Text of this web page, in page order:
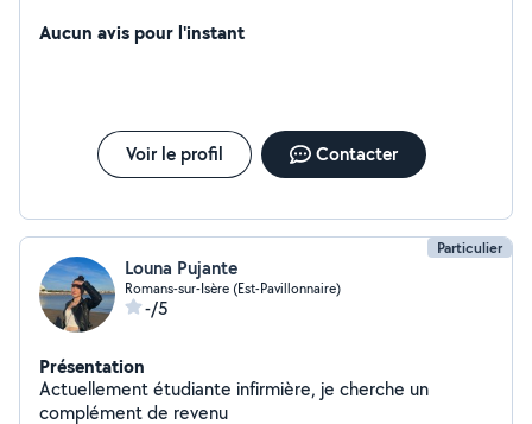
Aucun avis pour l'instant
Voir le profil Contacter
Particulier
Louna Pujante
Romans-sur-Isère (Est-Pavillonnaire)
-/5
Présentation
Actuellement étudiante infirmière, je cherche un
complément de revenu